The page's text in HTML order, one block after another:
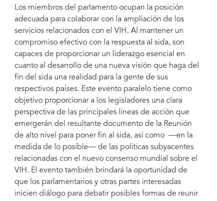
Los miembros del parlamento ocupan la posición
adecuada para colaborar con la ampliación de los
servicios relacionados con el VIH. Al mantener un
compromiso efectivo con la respuesta al sida, son
capaces de proporcionar un liderazgo esencial en
cuanto al desarrollo de una nueva visión que haga del
fin del sida una realidad para la gente de sus
respectivos países. Este evento paralelo tiene como
objetivo proporcionar a los legisladores una clara
perspectiva de las principales líneas de acción que
emergerán del resultante documento de la Reunión
de alto nivel para poner fin al sida, así como —en la
medida de lo posible— de las políticas subyacentes
relacionadas con el nuevo consenso mundial sobre el
VIH. El evento también brindará la oportunidad de
que los parlamentarios y otras partes interesadas
inicien diálogo para debatir posibles formas de reunir